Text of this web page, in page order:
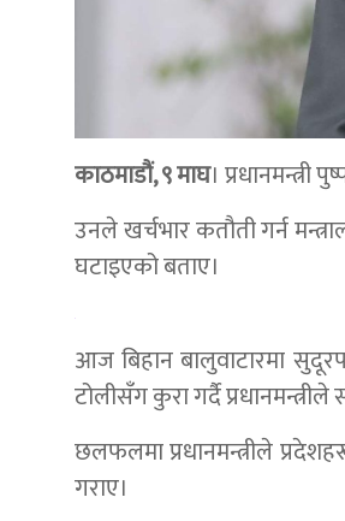
काठमाडौं, ९ माघ।
उनले खर्चभार कतौती गर्न
घटाइएको बताए।
आज बिहान बालुवाटारमा
टोलीसँग कुरा गर्दै
छलफलमा प्रधानमन्त्रीले
गराए।